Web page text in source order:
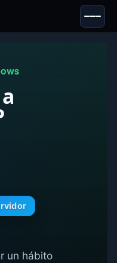
un hábito